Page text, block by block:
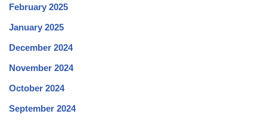
February 2025
January 2025
December 2024
November 2024
October 2024
September 2024